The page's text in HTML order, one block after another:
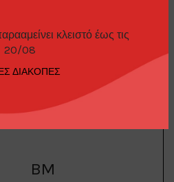
κλειστό έως τις
20/08
ΔΙΑΚΟΠΕΣ
This Model has got;
Adjustment Parts
2) Camber Parts
3) Streelable Front
Wheels
BM